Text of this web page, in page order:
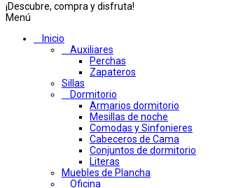
¡Descubre, compra y disfruta!
Menú
Inicio
Auxiliares
Perchas
Zapateros
Sillas
Dormitorio
Armarios dormitorio
Mesillas de noche
Comodas y Sinfonieres
Cabeceros de Cama
Conjuntos de dormitorio
Literas
Muebles de Plancha
Oficina